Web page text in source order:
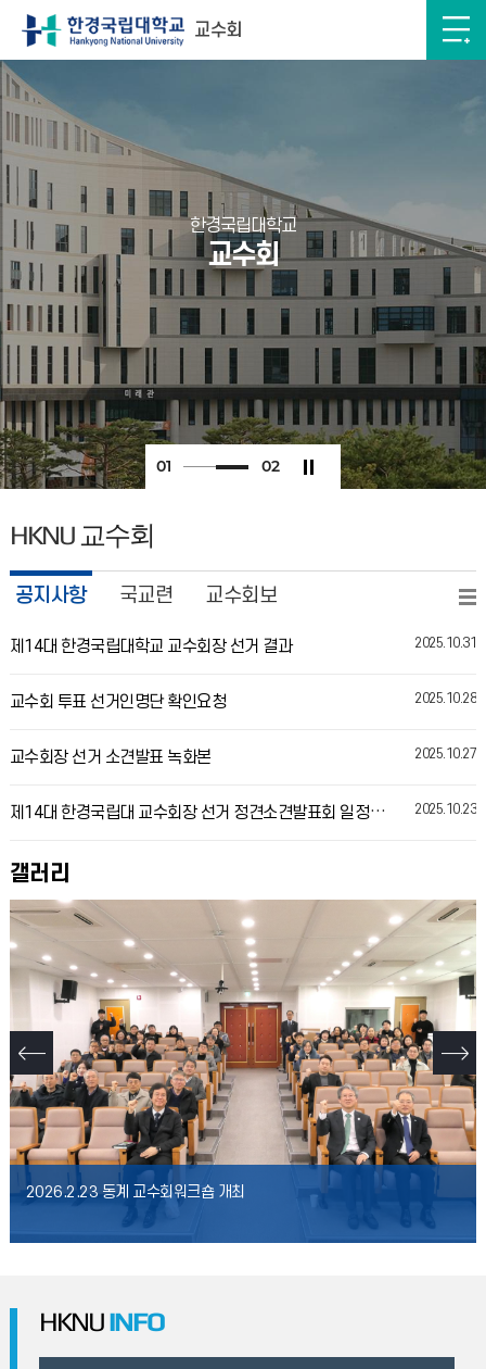
교수회
한경국립대학교
교수회
02 02
HKNU 교수회
공지사항
제14대 한경국립대학교 교수회장 선거 결과 2025.10.31
교수회 투표 선거인명단 확인요청 2025.10.28
교수회장 선거 소견발표 녹화본 2025.10.27
제14대 한경국립대 교수회장 선거 정견소견발표회 일정 안내 2025.10.23
국교련 교수회보
갤러리
2026.2.23 동계 교수회워크숍 개최
HKNUINFO